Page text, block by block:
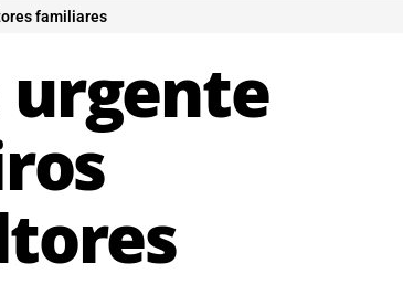
familiares
urgente